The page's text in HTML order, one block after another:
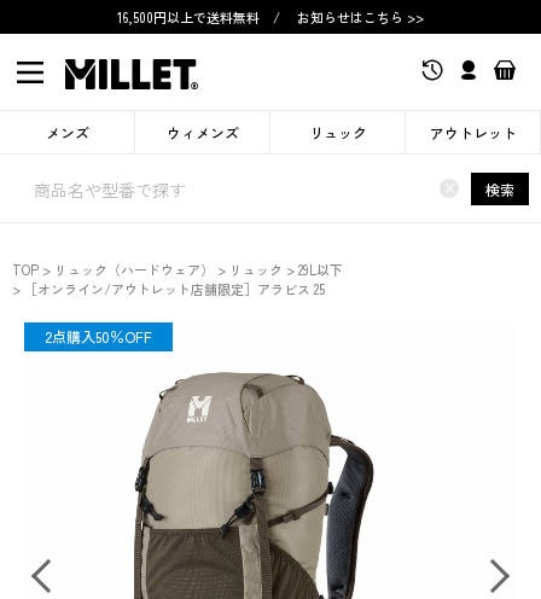
16,500円以上で送料無料 / お知らせはこちら >>
メンズ ウィメンズ リュック アウトレット
× 検索
TOP リュック（ハードウェア） リュック
29L以下
［オンライン/アウトレット店舗限定］アラビス 25
限定
2点購入50％OFF